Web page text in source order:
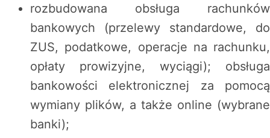
rozbudowana obsługa rachunków
bankowych (przelewy standardowe, do
ZUS, podatkowe, operacje na rachunku,
opłaty prowizyjne, wyciągi); obsługa
bankowości elektronicznej za pomocą
wymiany plików, a także online (wybrane
banki);